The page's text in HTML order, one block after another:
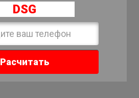
DSG
Расчитать